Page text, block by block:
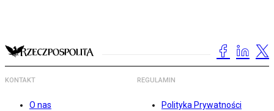
KONTAKT
O nas
REGULAMIN
Polityka Prywatności